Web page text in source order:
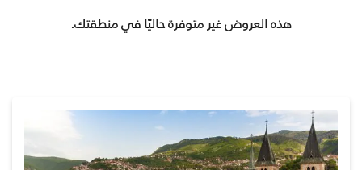
هذه العروض غير متوفرة حاليًا في منطقتك.